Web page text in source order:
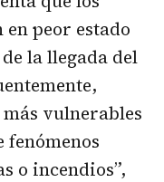
en peor estado
la llegada del
vulnerables
fenómenos
o incendios”,